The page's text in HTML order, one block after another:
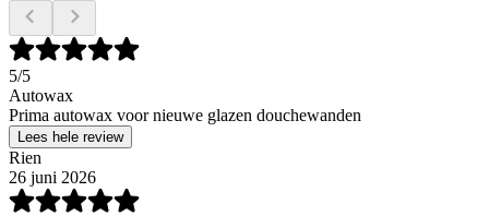
5/5
Autowax
Prima autowax voor nieuwe glazen douchewanden
Lees hele review
Rien
26 juni 2026